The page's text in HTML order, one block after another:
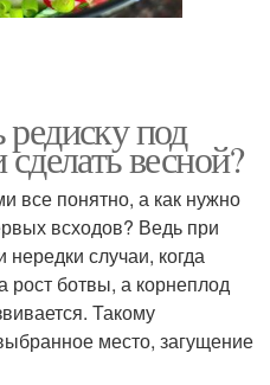
под
весной?
все понятно, а как нужно
всходов? Ведь при
случаи, когда
рост ботвы, а корнеплод
Такому
место, загущение